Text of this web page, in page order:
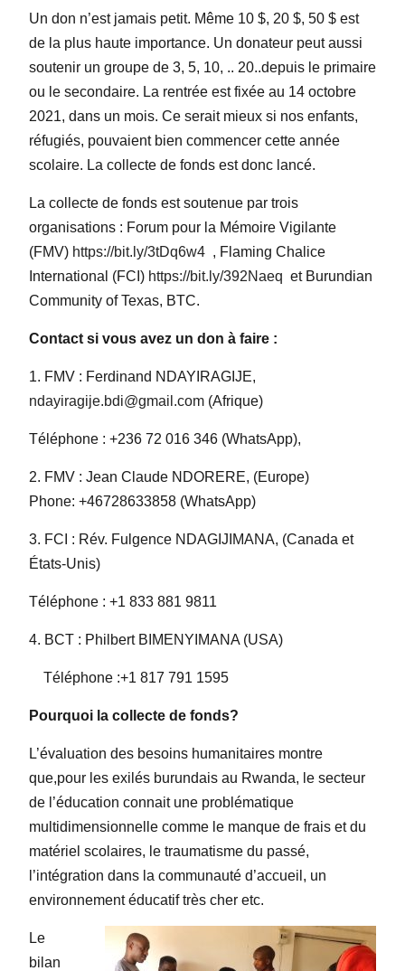
Un don n’est jamais petit. Même 10 $, 20 $, 50 $ est
de la plus haute importance. Un donateur peut aussi
soutenir un groupe de 3, 5, 10, .. 20..depuis le primaire
ou le secondaire. La rentrée est fixée au 14 octobre
2021, dans un mois. Ce serait mieux si nos enfants,
réfugiés, pouvaient bien commencer cette année
scolaire. La collecte de fonds est donc lancé.
La collecte de fonds est soutenue par trois
organisations : Forum pour la Mémoire Vigilante
(FMV) https://bit.ly/3tDq6w4 , Flaming Chalice
International (FCI) https://bit.ly/392Naeq et Burundian
Community of Texas, BTC.
Contact si vous avez un don à faire :
1. FMV : Ferdinand NDAYIRAGIJE,
ndayiragije.bdi@gmail.com(Afrique)
Téléphone : +236 72 016 346 (WhatsApp),
2. FMV : Jean Claude NDORERE, (Europe)
Phone: +46728633858 (WhatsApp)
3. FCI : Rév. Fulgence NDAGIJIMANA, (Canada et
États-Unis)
Téléphone : +1 833 881 9811
4. BCT : Philbert BIMENYIMANA (USA)
Téléphone :+1 817 791 1595
Pourquoi la collecte de fonds?
L’évaluation des besoins humanitaires montre
que,pour les exilés burundais au Rwanda, le secteur
de l’éducation connait une problématique
multidimensionnelle comme le manque de frais et du
matériel scolaires, le traumatisme du passé,
l’intégration dans la communauté d’accueil, un
environnement éducatif très cher etc.
Le
bilan